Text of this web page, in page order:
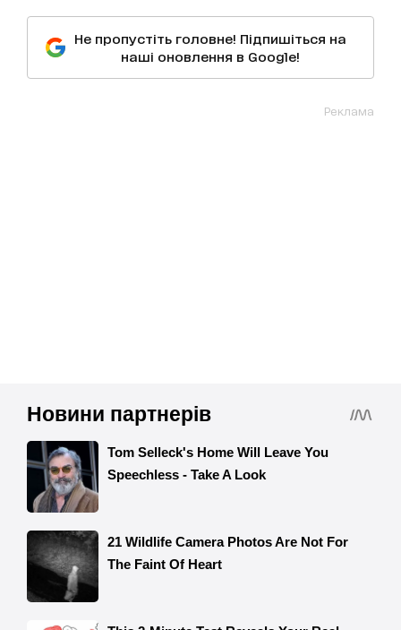
Не пропустіть головне! Підпишіться на
наші оновлення в Google!
Реклама